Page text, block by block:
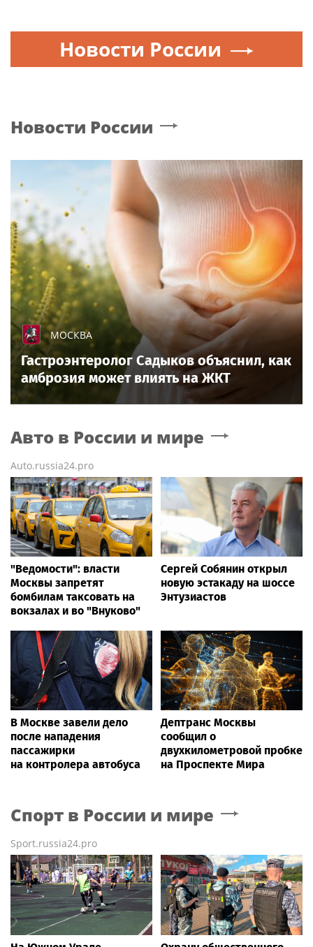
Новости России
Новости России
МОСКВА
Гастроэнтеролог Садыков объяснил, как
амброзия может влиять на ЖКТ
Авто в России и мире
Auto.russia24.pro
"Ведомости": власти
Москвы запретят
бомбилам таксовать на
вокзалах и во "Внуково"
Сергей Собянин открыл
новую эстакаду на шоссе
Энтузиастов
В Москве завели дело
после нападения
пассажирки
на контролера автобуса
Дептранс Москвы
сообщил о
двухкилометровой пробке
на Проспекте Мира
Спорт в России и мире
Sport.russia24.pro